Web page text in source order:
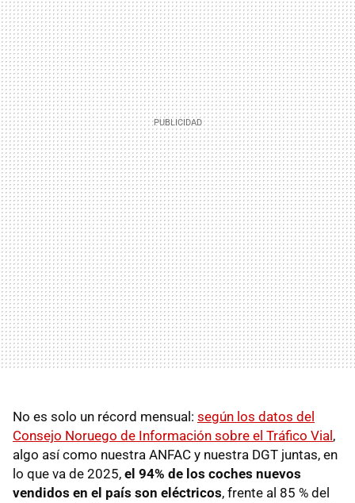
No es solo un récord mensual: según los datos del
Consejo Noruego de Información sobre el Tráfico Vial ,
algo así como nuestra ANFAC y nuestra DGT juntas, en
lo que va de 2025, el 94% de los coches nuevos
vendidos en el país son eléctricos, frente al 85 % del